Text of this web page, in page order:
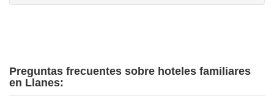
Preguntas frecuentes sobre hoteles familiares
en Llanes: